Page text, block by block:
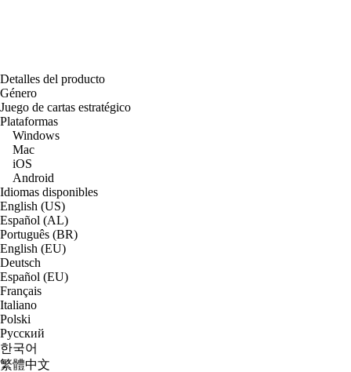
Detalles del producto
Género
Juego de cartas estratégico
Plataformas
Windows
Mac
iOS
Android
Idiomas disponibles
English (US)
Español (AL)
Português (BR)
English (EU)
Deutsch
Español (EU)
Français
Italiano
Polski
Русский
한국어
繁體中文